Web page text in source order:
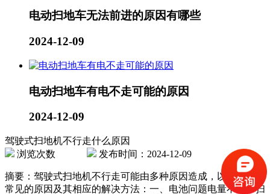
电动扫地车无法前进的原因有哪些
2024-12-09
电动扫地车有电不走可能的原因
2024-12-09
驾驶式扫地机不行走什么原因
浏览次数
发布时间：2024-12-09
摘要：驾驶式扫地机不行走可能由多种原因造成，以下是一些
常见的原因及其相应的解决方法：一、电池问题电量不足：扫